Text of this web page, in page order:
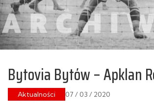
Bytovia Bytów – Apklan
Aktualności 07 / 03 / 2020